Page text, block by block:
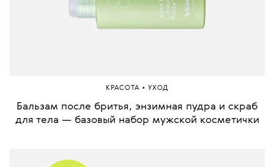
КРАСОТА • УХОД
Бальзам после бритья, энзимная пудра и скраб
для тела — базовый набор мужской косметички